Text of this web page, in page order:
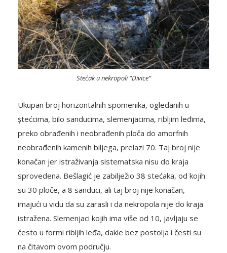
Stećak u nekropoli “Divice”
Ukupan broj horizontalnih spomenika, ogledanih u
ştećcima, bilo sanducima, slemenjacima, ribljim leđima,
preko obrađenih i neobrađenih ploča do amorfnih
neobrađenih kamenih biljega, prelazi 70. Taj broj nije
konačan jer istraživanja sistematska nisu do kraja
sprovedena. Bešlagić je zabilježio 38 stećaka, od kojih
su 30 ploče, a 8 sanduci, ali taj broj nije konačan,
imajući u vidu da su zarasli i da nekropola nije do kraja
istražena. Slemenjaci kojih ima više od 10, javljaju se
često u formi ribljih leđa, dakle bez postolja i česti su
na čitavom ovom području.